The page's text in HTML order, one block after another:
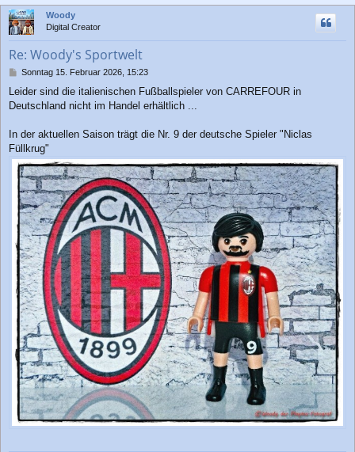
c
Woody
Digital Creator
Re: Woody's Sportwelt
B
i
t
a
g
Sonntag 15. Februar 2026, 15:23
Leider sind die italienischen Fußballspieler von CARREFOUR in
Deutschland nicht im Handel erhältlich ...
In der aktuellen Saison trägt die Nr. 9 der deutsche Spieler "Niclas
Füllkrug"